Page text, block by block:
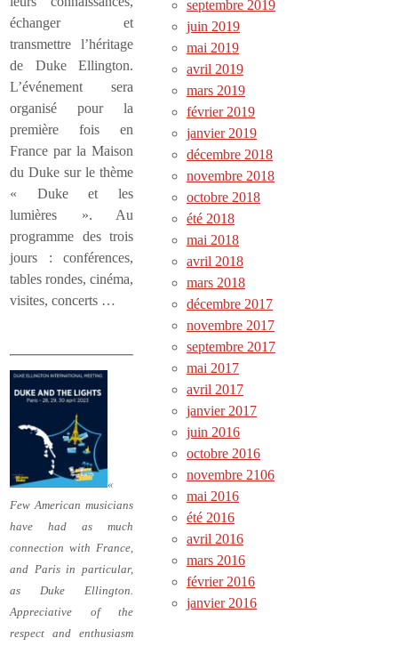
échanger et
transmettre l’héritage
de Duke Ellington.
L’événement sera
organisé pour la
première fois en
France par la Maison
du Duke sur le thème
« Duke et les
lumières ». Au
programme des trois
jours : conférences,
tables rondes, cinéma,
visites, concerts …
«
Few American musicians
have had as much
connection with France,
and Paris in particular,
as Duke Ellington.
Appreciative of the
respect and enthusiasm
septembre 2019
juin 2019
mai 2019
avril 2019
mars 2019
février 2019
janvier 2019
décembre 2018
novembre 2018
octobre 2018
été 2018
mai 2018
avril 2018
mars 2018
décembre 2017
novembre 2017
septembre 2017
mai 2017
avril 2017
janvier 2017
juin 2016
octobre 2016
novembre 2106
mai 2016
été 2016
avril 2016
mars 2016
février 2016
janvier 2016